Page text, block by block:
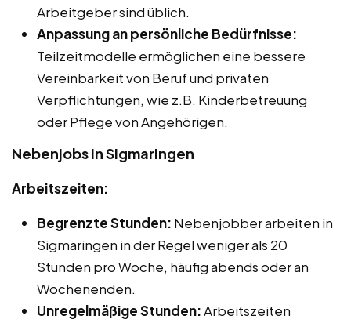
Arbeitgeber sind üblich.
Anpassung an persönliche Bedürfnisse:
Teilzeitmodelle ermöglichen eine bessere
Vereinbarkeit von Beruf und privaten
Verpflichtungen, wie z.B. Kinderbetreuung
oder Pflege von Angehörigen.
Nebenjobs in Sigmaringen
Arbeitszeiten:
Begrenzte Stunden: Nebenjobber arbeiten in
Sigmaringen in der Regel weniger als 20
Stunden pro Woche, häufig abends oder an
Wochenenden.
Unregelmäßige Stunden:Arbeitszeiten